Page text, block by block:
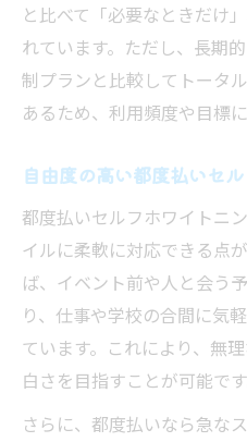
と比べて「必要なときだけ
れています。ただし、長期
制プランと比較してトータ
あるため、利用頻度や目標
自由度の高い都度払いセ
都度払いセルフホワイトニ
イルに柔軟に対応できる点
ば、イベント前や人と会う
り、仕事や学校の合間に気
ています。これにより、無
白さを目指すことが可能です
さらに、都度払いなら急な